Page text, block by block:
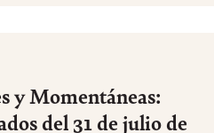
y Momentáneas:
del 31 de julio de